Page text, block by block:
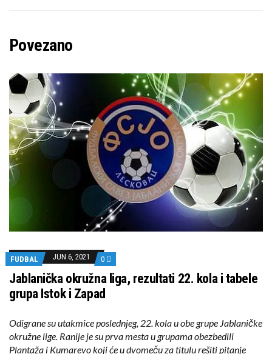
Povezano
FUDBAL JUN 6, 2021 0
Jablanička okružna liga, rezultati 22. kola i tabele
grupa Istok i Zapad
Odigrane su utakmice poslednjeg, 22. kola u obe grupe Jablaničke
okružne lige. Ranije je su prva mesta u grupama obezbedili
Plantaža i Kumarevo koji će u dvomeču za titulu rešiti pitanje